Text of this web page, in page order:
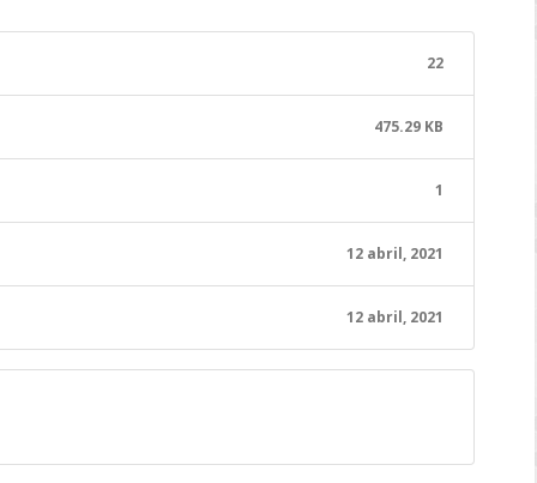
22
475.29 KB
1
12 abril, 2021
12 abril, 2021